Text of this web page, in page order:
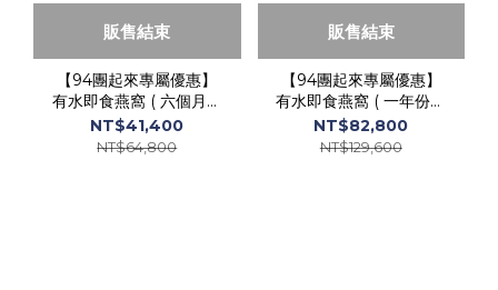
販售結束
【94團起來專屬優惠】
有水即食燕窩 ( 六個月｜
1700ml永續包裝 )
NT$41,400
NT$64,800
販售結束
【94團起來專屬優惠】
有水即食燕窩 ( 一年份｜
1700ml永續包裝 )
NT$82,800
NT$129,600